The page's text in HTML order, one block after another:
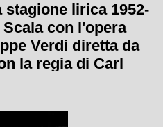
stagione lirica 1952-
Scala con l'opera
Verdi diretta da
la regia di Carl